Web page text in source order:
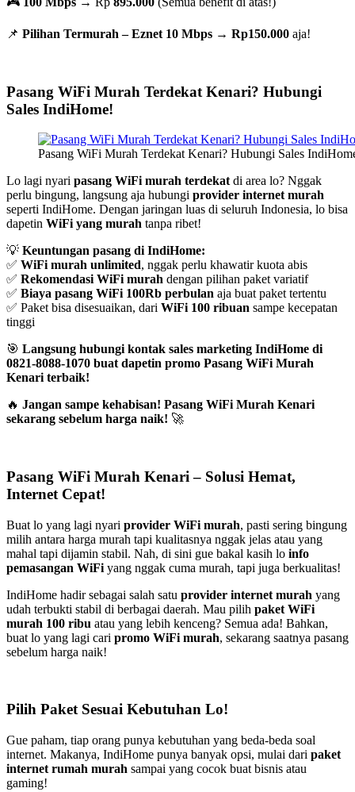
📌 Pilihan Termurah – Eznet 10 Mbps → Rp150.000 aja!
Pasang WiFi Murah Terdekat Kenari? Hubungi
Sales IndiHome!
Pasang WiFi Murah Terdekat Kenari? Hubungi Sales
Lo lagi nyari pasang WiFi murah terdekat di area lo? Nggak
perlu bingung, langsung aja hubungi provider internet murah
seperti IndiHome. Dengan jaringan luas di seluruh Indonesia, lo bisa
dapetin WiFi yang murah tanpa ribet!
💡 Keuntungan pasang di IndiHome:
✅ WiFi murah unlimited, nggak perlu khawatir kuota abis
✅ Rekomendasi WiFi murah dengan pilihan paket variatif
✅ Biaya pasang WiFi 100Rb perbulan aja buat paket tertentu
✅ Paket bisa disesuaikan, dari WiFi 100 ribuan sampe kecepatan
tinggi
🎯 Langsung hubungi kontak sales marketing IndiHome di
0821-8088-1070 buat dapetin promo Pasang WiFi Murah
Kenari terbaik!
🔥 Jangan sampe kehabisan! Pasang WiFi Murah Kenari
sekarang sebelum harga naik! 🚀
Pasang WiFi Murah Kenari – Solusi Hemat,
Internet Cepat!
Buat lo yang lagi nyari provider WiFi murah, pasti sering bingung
milih antara harga murah tapi kualitasnya nggak jelas atau yang
mahal tapi dijamin stabil. Nah, di sini gue bakal kasih lo info
pemasangan WiFi yang nggak cuma murah, tapi juga berkualitas!
IndiHome hadir sebagai salah satu provider internet murah yang
udah terbukti stabil di berbagai daerah. Mau pilih paket WiFi
murah 100 ribu atau yang lebih kenceng? Semua ada! Bahkan,
buat lo yang lagi cari promo WiFi murah, sekarang saatnya pasang
sebelum harga naik!
Pilih Paket Sesuai Kebutuhan Lo!
Gue paham, tiap orang punya kebutuhan yang beda-beda soal
internet. Makanya, IndiHome punya banyak opsi, mulai dari paket
internet rumah murah sampai yang cocok buat bisnis atau
gaming!